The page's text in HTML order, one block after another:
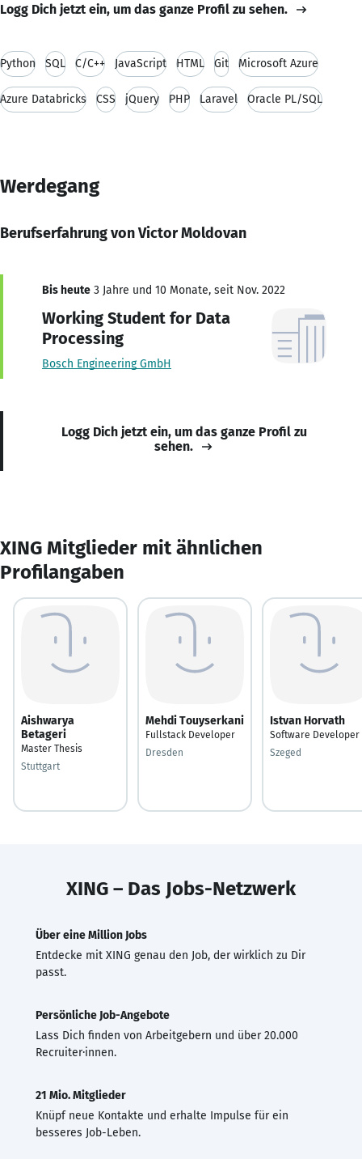
Logg Dich jetzt ein, um das ganze Profil zu sehen.
Python SQL C/C++ JavaScript HTML Git Microsoft Azure
Azure Databricks CSS jQuery PHP Laravel Oracle PL/SQL
Werdegang
Berufserfahrung von Victor Moldovan
Bis heute 3 Jahre und 10 Monate, seit Nov. 2022
Working Student for Data
Processing
Bosch Engineering GmbH
Logg Dich jetzt ein, um das ganze Profil zu
sehen.
XING Mitglieder mit ähnlichen
Profilangaben
Aishwarya
Betageri
Master Thesis
Stuttgart
Mehdi Touyserkani
Fullstack Developer
Dresden
Istvan Horvath
Software Developer
Szeged
XING – Das Jobs-Netzwerk
Über eine Million Jobs
Entdecke mit XING genau den Job, der wirklich zu Dir
passt.
Persönliche Job-Angebote
Lass Dich finden von Arbeitgebern und über 20.000
Recruiter·innen.
21 Mio. Mitglieder
Knüpf neue Kontakte und erhalte Impulse für ein
besseres Job-Leben.